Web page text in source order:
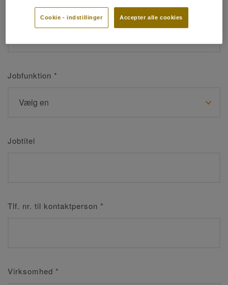
Efternavn*
Jobfunktion *
Jobtitel
Tlf. nr. til kontaktperson *
Virksomhed *
Accepter alle cookies
Cookie - indstillinger